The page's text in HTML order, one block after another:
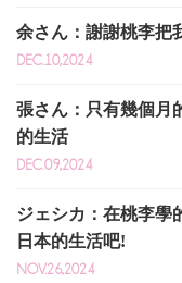
余さん：謝謝桃李把
DEC.10,2024
張さん：只有幾個月
的生活
DEC.09,2024
ジェシカ：在桃李學
日本的生活吧!
NOV.26,2024